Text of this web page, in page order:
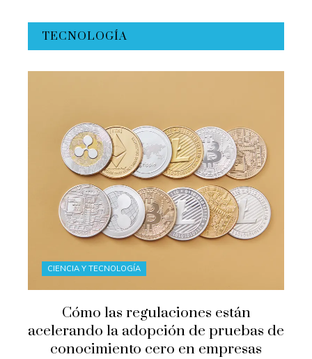
TECNOLOGÍA
CIENCIA Y TECNOLOGÍA
Cómo las regulaciones están
acelerando la adopción de pruebas de
conocimiento cero en empresas